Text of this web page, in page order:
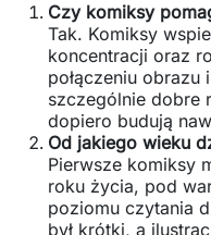
Czy komiksy
Tak. Komiksy
koncentracji oraz
połączeniu
szczególnie dobre
dopiero budują
Od jakiego wieku
Pierwsze komiksy
roku życia, pod
poziomu czytania
był krótki, a